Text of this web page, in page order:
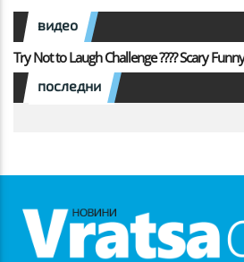
видео
Try Not to Laugh Challenge ???? Scary
последни